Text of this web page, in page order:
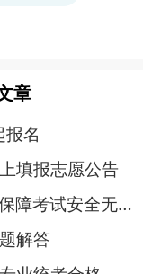
章
名
填报志愿公告
6.4万考生备战新高考！九江多措保障考试安全无虞
解答